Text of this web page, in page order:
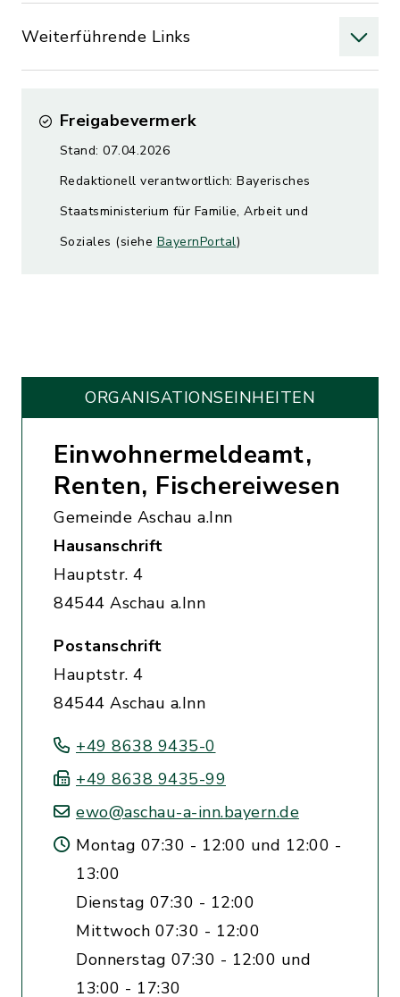
Weiterführende Links
Freigabevermerk
Stand: 07.04.2026
Redaktionell verantwortlich: Bayerisches
Staatsministerium für Familie, Arbeit und
Soziales (siehe BayernPortal)
ORGANISATIONS­EINHEITEN
Einwohnermeldeamt,
Renten, Fischereiwesen
Gemeinde Aschau a.Inn
Hausanschrift
Hauptstr. 4
84544 Aschau a.Inn
Postanschrift
Hauptstr. 4
84544 Aschau a.Inn
+49 8638 9435-0
+49 8638 9435-99
ewo@aschau-a-inn.bayern.de
Montag 07:30 - 12:00 und 12:00 -
13:00
Dienstag 07:30 - 12:00
Mittwoch 07:30 - 12:00
Donnerstag 07:30 - 12:00 und
13:00 - 17:30